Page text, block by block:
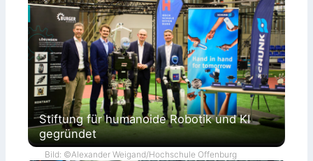
Stiftung für humanoide Robotik und KI
gegründet
Bild: ©Alexander Weigand/Hochschule Offenburg